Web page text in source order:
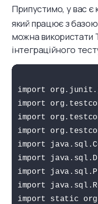
Припустимо, у вас є
який працює з
можна використати
інтеграційного
import
import
import
import
import
import
import
import
import static